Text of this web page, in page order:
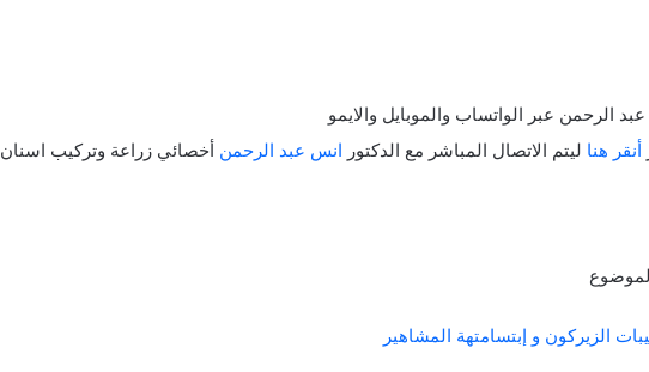
الرحمن عبر الواتساب والموبايل والايمو
أنقر هنا ليتم الاتصال المباشر مع الدكتور انس عبد الرحمن أخصائي زراعة وتركيب اسنان
الزيركون و إبتسامتهة المشاهير